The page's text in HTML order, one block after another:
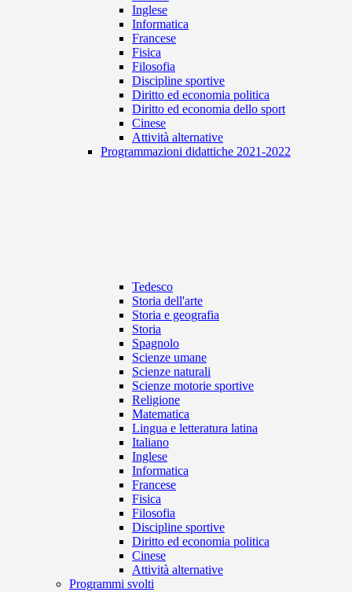
Inglese
Informatica
Francese
Fisica
Filosofia
Discipline sportive
Diritto ed economia politica
Diritto ed economia dello sport
Cinese
Attività alternative
Programmazioni didattiche 2021-2022
Tedesco
Storia dell'arte
Storia e geografia
Storia
Spagnolo
Scienze umane
Scienze naturali
Scienze motorie sportive
Religione
Matematica
Lingua e letteratura latina
Italiano
Inglese
Informatica
Francese
Fisica
Filosofia
Discipline sportive
Diritto ed economia politica
Cinese
Attività alternative
Programmi svolti